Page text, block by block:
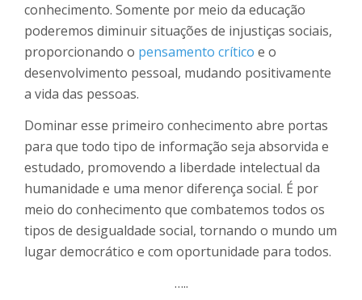
conhecimento. Somente por meio da educação
poderemos diminuir situações de injustiças sociais,
proporcionando o pensamento crítico e o
desenvolvimento pessoal, mudando positivamente
a vida das pessoas.
Dominar esse primeiro conhecimento abre portas
para que todo tipo de informação seja absorvida e
estudado, promovendo a liberdade intelectual da
humanidade e uma menor diferença social. É por
meio do conhecimento que combatemos todos os
tipos de desigualdade social, tornando o mundo um
lugar democrático e com oportunidade para todos.
…..